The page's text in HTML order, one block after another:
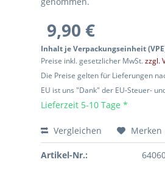
9,90 €
Inhalt je Verpackungseinheit
Preise inkl. gesetzlicher MwSt.zzgl.
Die Preise gelten für Lieferungen
EU ist uns "Dank" der EU-Steuer-
Lieferzeit 5-10 Tage *
Vergleichen Merken
Artikel-Nr.: